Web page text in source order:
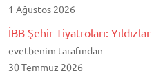
1 Ağustos 2026
İBB Şehir Tiyatroları:
evetbenim tarafından
30 Temmuz 2026